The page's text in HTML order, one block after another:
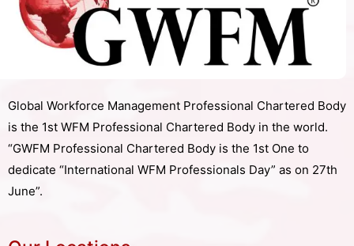
Global Workforce Management Professional Chartered Body
is the 1st WFM Professional Chartered Body in the world.
“GWFM Professional Chartered Body is the 1st One to
dedicate “International WFM Professionals Day” as on 27th
June”.